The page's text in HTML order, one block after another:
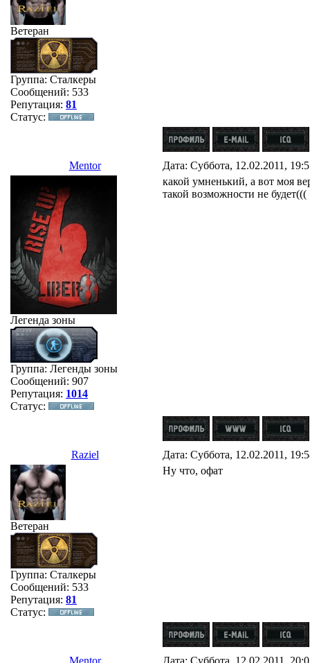
Ветеран
Группа: Сталкеры
Сообщений: 533
Репутация: 81
Статус:
Mentor Дата: Суббота, 12.02.2011,
Легенда зоны
Группа: Легенды зоны
Сообщений: 907
Репутация: 1014
Статус:
какой умненький, а вот моя
такой возможности не будет(((
Raziel Дата: Суббота, 12.02.2011,
Ветеран
Группа: Сталкеры
Сообщений: 533
Репутация: 81
Статус:
Ну что, офат
Mentor Дата: Суббота, 12.02.2011,